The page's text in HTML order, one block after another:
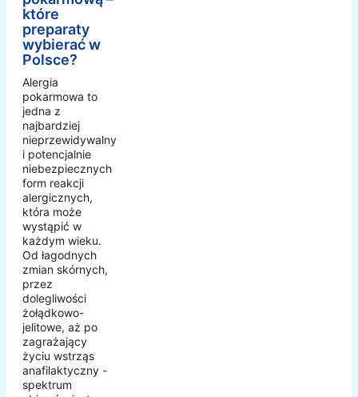
które
preparaty
wybierać w
Polsce?
Alergia
pokarmowa to
jedna z
najbardziej
nieprzewidywalnych
i potencjalnie
niebezpiecznych
form reakcji
alergicznych,
która może
wystąpić w
każdym wieku.
Od łagodnych
zmian skórnych,
przez
dolegliwości
żołądkowo-
jelitowe, aż po
zagrażający
życiu wstrząs
anafilaktyczny -
spektrum